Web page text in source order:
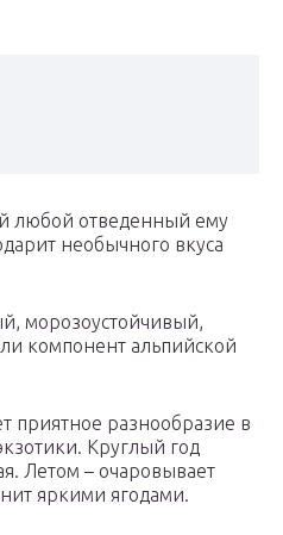
любой отведенный ему
необычного вкуса
морозоустойчивый,
компонент альпийской
приятное разнообразие в
Круглый год
Летом – очаровывает
яркими ягодами.